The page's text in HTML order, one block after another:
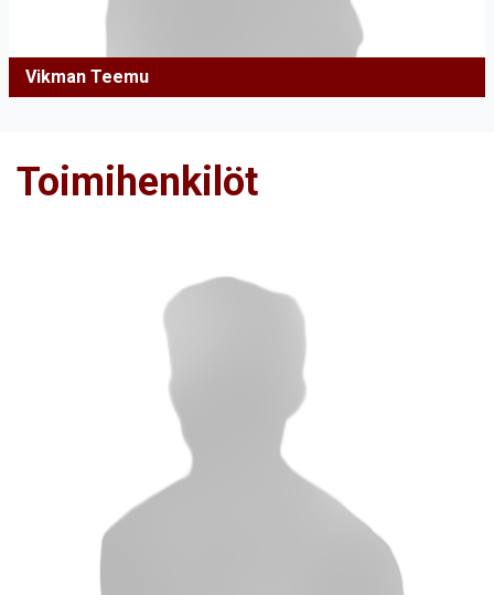
Vikman Teemu
Toimihenkilöt